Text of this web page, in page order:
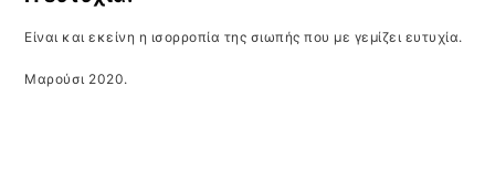
Είναι και εκείνη η ισορροπία της σιωπής που με γεμίζει ευτυχία.
Μαρούσι 2020.